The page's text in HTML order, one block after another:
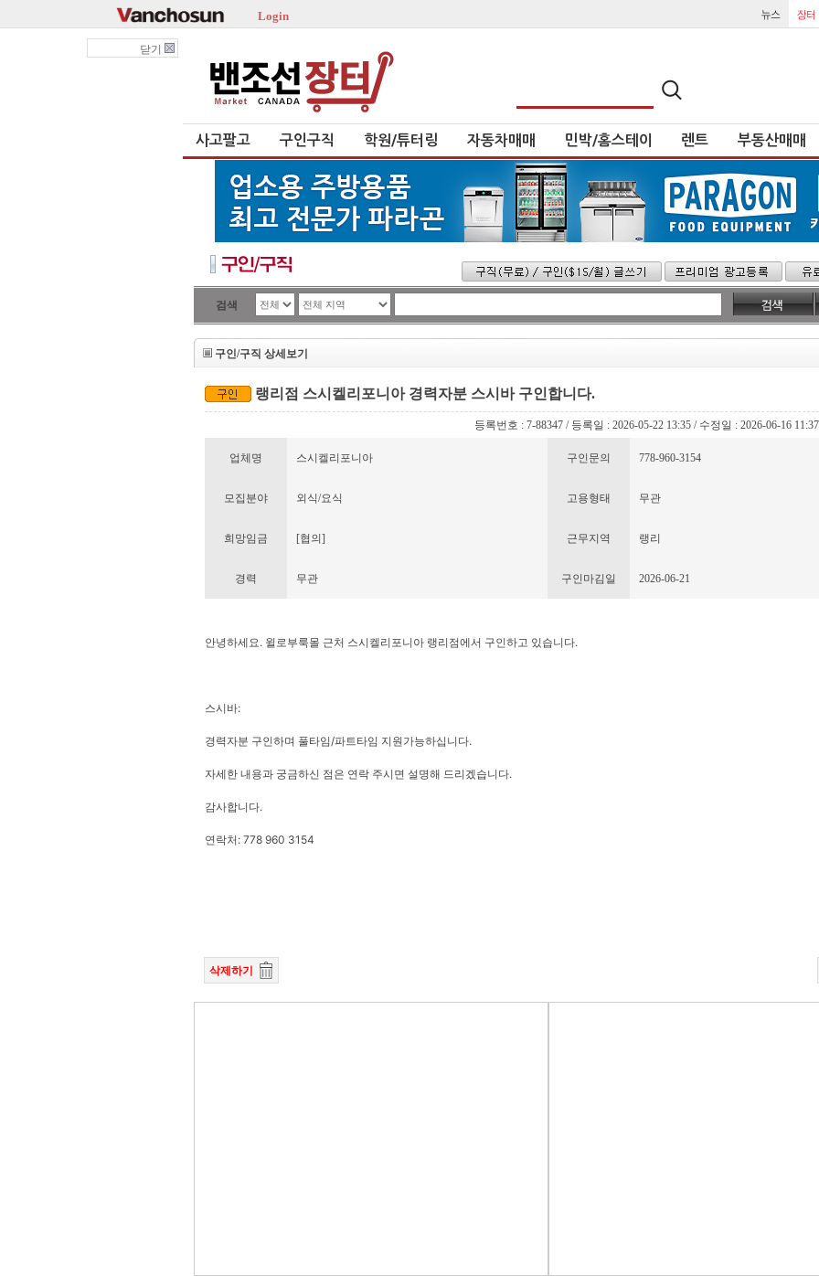
Login
닫기
사고팔고 구인구직 학원/튜터링 자동차매매 민박/홈스테이 렌트 부동산매매
검색
구인/구직 상세보기
랭리점 스시켈리포니아 경력자분 스시바 구인합니다.
등록번호 : 7-88347 / 등록일 : 2026-05-22 13:35 / 수정일 : 2026-06-16
업체명 스시켈리포니아 구인문의 778-960-3154
모집분야 외식/요식 고용형태 무관
희망임금 [협의] 근무지역 랭리
경력 무관 구인마김일 2026-06-21
안녕하세요. 윌로부룩몰 근처 스시켈리포니아 랭리점에서 구인하고 있습니다.
스시바:
경력자분 구인하며 풀타임/파트타임 지원가능하십니다.
자세한 내용과 궁금하신 점은 연락 주시면 설명해 드리겠습니다.
감사합니다.
연락처: 778 960 3154
삭제하기